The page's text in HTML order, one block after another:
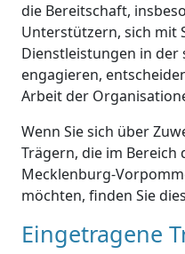
die Bereitschaft,
Unterstützern, sich mit
Dienstleistungen in
engagieren,
Arbeit der
Wenn Sie sich über
Trägern, die im Bereich
Mecklenburg-
möchten, finden Sie
Eingetragene